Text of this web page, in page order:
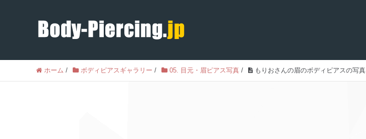
ホーム / ボディピアスギャラリー / 05. 目元・眉ピアス写真 / もりおさんの眉のボディピアスの写真